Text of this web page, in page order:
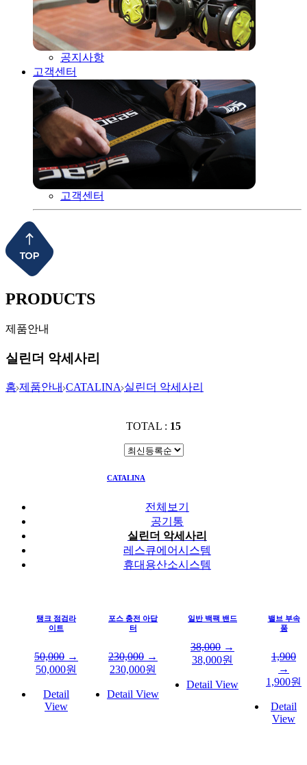
공지사항
고객센터
고객센터
PRODUCTS
제품안내
실린더 악세사리
홈 제품안내 CATALINA 실린더 악세사리
TOTAL : 15
CATALINA
전체보기
공기통
실린더 악세사리
레스큐에어시스템
휴대용산소시스템
탱크 점검라
이트
50,000 →
50,000원
Detail
View
포스 충전 아답
터
230,000 →
230,000원
Detail View
일반 백팩 밴드
38,000 →
38,000원
Detail View
밸브 부속
품
1,900
→
1,900원
Detail
View